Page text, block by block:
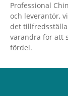
Professional
och leverantör,
det
varandra för att
fördel.